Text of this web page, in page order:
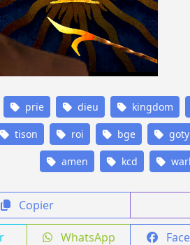
prie dieu kingdom
tison roi bge goty
amen kcd
Copier
WhatsApp